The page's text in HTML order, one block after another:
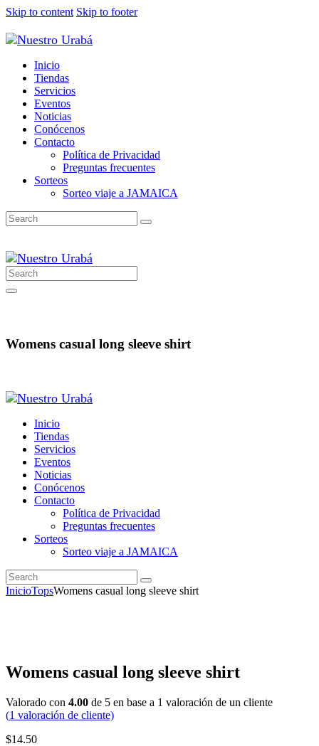
Skip to content Skip to footer
Inicio
Tiendas
Servicios
Eventos
Noticias
Conócenos
Contacto
Política de Privacidad
Preguntas frecuentes
Sorteos
Sorteo viaje a JAMAICA
Womens casual long sleeve shirt
Inicio
Tiendas
Servicios
Eventos
Noticias
Conócenos
Contacto
Política de Privacidad
Preguntas frecuentes
Sorteos
Sorteo viaje a JAMAICA
InicioTopsWomens casual long sleeve shirt
Womens casual long sleeve shirt
Valorado con 4.00 de 5 en base a 1 valoración de un cliente
(1 valoración de cliente)
$14.50